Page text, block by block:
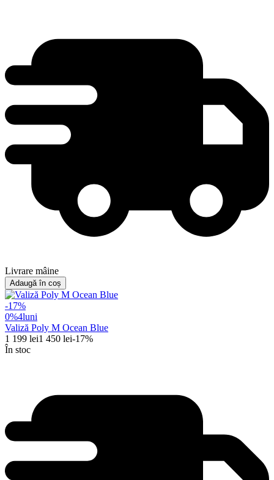
Livrare mâine
Adaugă în coș
-17%
0%4luni
Valiză Poly M Ocean Blue
1 199 lei1 450 lei-17%
În stoc